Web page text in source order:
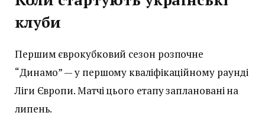
клуби
Першим єврокубковий сезон розпочне
“Динамо” — у першому кваліфікаційному раунді
Ліги Європи. Матчі цього етапу заплановані на
липень.